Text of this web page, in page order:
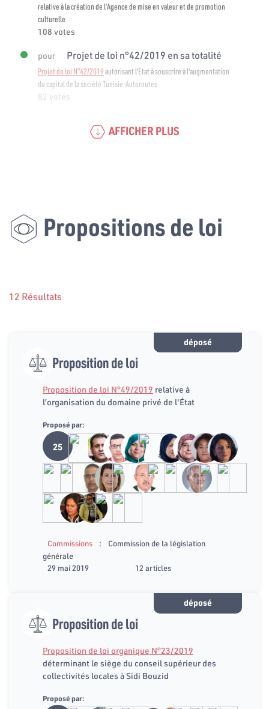
relative à la création de l’Agence de mise en valeur et de promotion
culturelle
108 votes
pour Projet de loi n°42/2019 en sa totalité
Projet de loi N°42/2019autorisant l'Etat à souscrire à l'augmentation
du capital de la société Tunisie-Autoroutes
82 votes
AFFICHER PLUS
Propositions de loi
12 Résultats
déposé
Proposition de loi
Proposition de loi N°49/2019 relative à
l’organisation du domaine privé de l'État
Proposé par:
25
Commissions :
Commission de la législation
générale
29 mai 2019
12 articles
déposé
Proposition de loi
Proposition de loi organique N°23/2019
déterminant le siège du conseil supérieur des
collectivités locales à Sidi Bouzid
Proposé par: